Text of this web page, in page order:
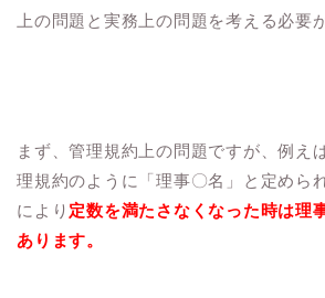
上の問題と実務上の問題を考える必要
まず、管理規約上の問題ですが、例え
理規約のように「理事〇名」と定めら
により 定数を満たさなくなった時は理
あります。